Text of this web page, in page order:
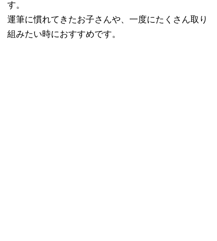
す。
運筆に慣れてきたお子さんや、一度にたくさん取り
組みたい時におすすめです。